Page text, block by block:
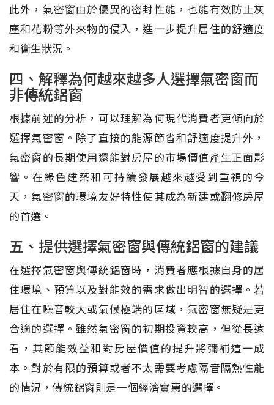
此外，氣密窗由於優異的密封性能，也能有效防止灰
塵和花粉等外來物的侵入，進一步提升居住的舒適度
和衛生狀況。
四、解釋為何越來越多人選擇氣密窗而
非傳統鋁窗
根據前述的分析，可以理解為何現代消費者更傾向於
選擇氣密窗。除了直接的能源節省和舒適度提升外，
氣密窗的長期使用還能對房屋的市場價值產生正面影
響。在綠色建築和可持續發展越來越受到重視的今
天，氣密窗的環境友好特性使其成為新建或翻修房屋
的首選。
五、提供選擇氣密窗與傳統鋁窗的建議
在選擇氣密窗與傳統鋁窗時，消費者應根據自身的居
住環境、預算以及對能效的需求做出明智的選擇。若
居住在噪音較大或氣候極端的區域，氣密窗無疑是更
合適的選擇。雖然氣密窗的初期投資較高，但從長遠
看，其節能效益和對房屋價值的提升將彌補這一成
本。對於有限的預算或者不太需要考慮隔音隔熱性能
的情況，傳統鋁窗則是一個經濟實惠的選擇。